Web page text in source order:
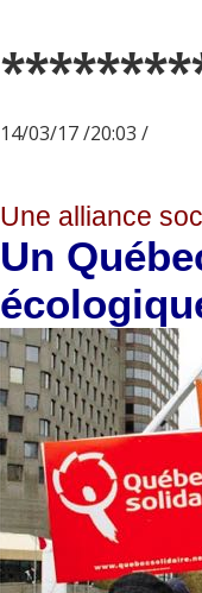
14/03/17 /20:03 /
Une alliance
Un